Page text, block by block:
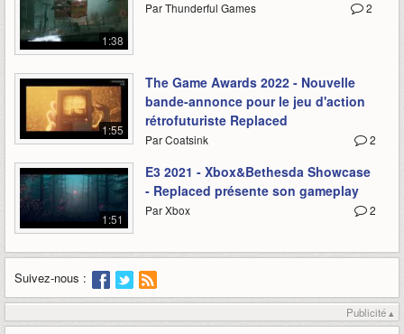
1:38
2
Par Thunderful Games
1:55
The Game Awards 2022 - Nouvelle
bande-annonce pour le jeu d'action
rétrofuturiste Replaced
2
Par Coatsink
1:51
E3 2021 - Xbox&Bethesda Showcase
- Replaced présente son gameplay
2
Par Xbox
Suivez-nous :
Publicité ▴